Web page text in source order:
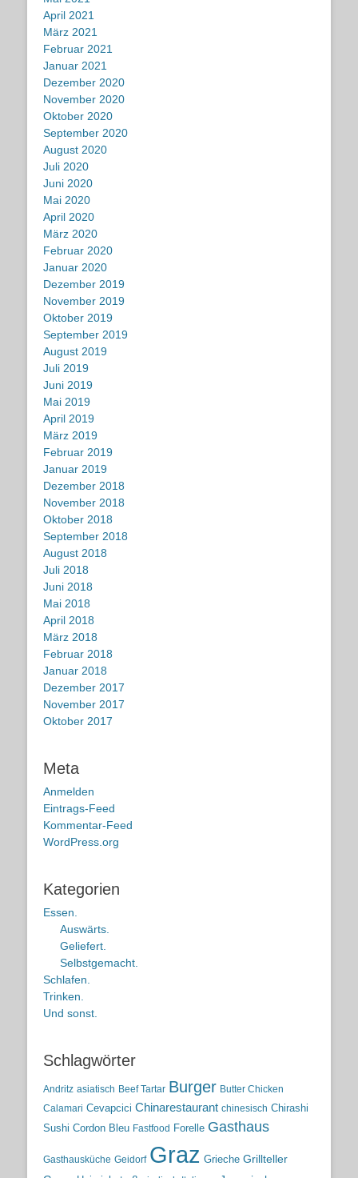
April 2021
März 2021
Februar 2021
Januar 2021
Dezember 2020
November 2020
Oktober 2020
September 2020
August 2020
Juli 2020
Juni 2020
Mai 2020
April 2020
März 2020
Februar 2020
Januar 2020
Dezember 2019
November 2019
Oktober 2019
September 2019
August 2019
Juli 2019
Juni 2019
Mai 2019
April 2019
März 2019
Februar 2019
Januar 2019
Dezember 2018
November 2018
Oktober 2018
September 2018
August 2018
Juli 2018
Juni 2018
Mai 2018
April 2018
März 2018
Februar 2018
Januar 2018
Dezember 2017
November 2017
Oktober 2017
Meta
Anmelden
Eintrags-Feed
Kommentar-Feed
WordPress.org
Kategorien
Essen.
Auswärts.
Geliefert.
Selbstgemacht.
Schlafen.
Trinken.
Und sonst.
Schlagwörter
Andritz asiatisch Beef Tartar Burger Butter Chicken
Calamari Cevapcici Chinarestaurant chinesisch Chirashi
Sushi Cordon Bleu Fastfood Forelle Gasthaus
Gasthausküche Geidorf Graz Grieche Grillteller